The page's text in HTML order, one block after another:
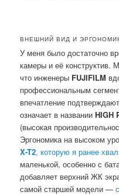
ВНЕШНИЙ ВИД И
У меня было достаточно
камеры и её конструктив.
что инженеры FUJIFILM
профессиональным
впечатление
означает в названииHIGH
(высокая
Эргономика на высоком
X-T2, которую я ранее
маленькой, особенно с
добавляет верхний ЖК
самой старшей модели —